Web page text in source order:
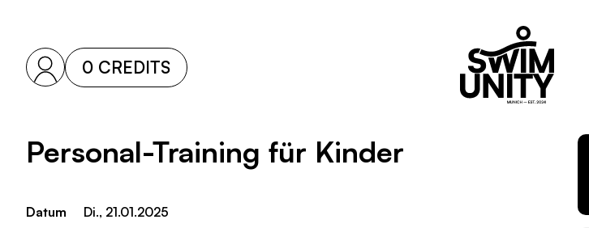
0 CREDITS
Personal-Training für Kinder
Datum
Di., 21.01.2025